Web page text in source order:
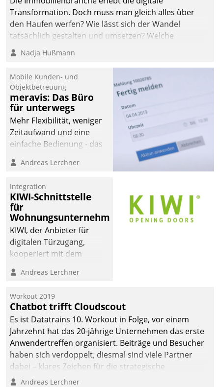
automatisiert, vollständig
und auf Wunsch über
mehrere zuvor
Kommunikationswege bei
Transformation. Doch muss man gleich alles über
den Haufen werfen? Wie lässt sich der Wandel
tatsächlich gestalten und umsetzen? Welche
Argumente zählen wirklich?
Nadja Hußmann
Mobile Kunden- und
Objektbetreuung
meravis: Das Büro
für unterwegs
Mehr Flexibilität, weniger
Zeitaufwand und eine
einfache Bedienung - das
Cockpit für mobile
Datatrain. Die meravis
Wohnungsbau- und
Immobilien GmbH hat
sich dabei für den Betrieb
der Lösung über die SAP
Cloud Platform
Unternehmen am
Andreas Lerchner
Integration
KIWI-Schnittstelle
für
Wohnungsunternehmen
KIWI, der Anbieter für
digitalen Türzugang,
kooperiert mit dem
Softwareentwicklungshaus
Andreas Lerchner
Workout 2019
Chatbot trifft Cloudscout
Es ist Datatrains 10. Workout in Folge, vor einem
Jahrzehnt hat das 20-jährige Unternehmen das erste
Anwendertreffen organisiert. Beiträge und Besucher
haben sich verdoppelt, diesmal sind viele Partner
dabei – klares Zeichen für die strategische
Fokussierung auf den Kunden.
Andreas Lerchner